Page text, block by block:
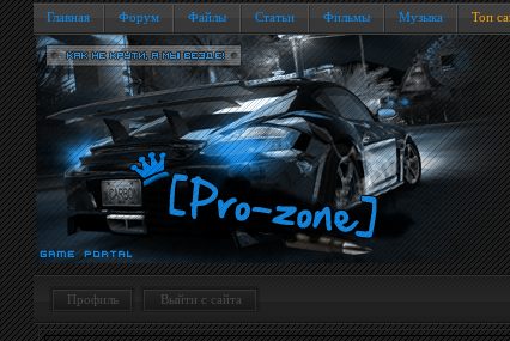
Главная Форум Файлы Статьи Фильмы Музыка Топ
Профиль Выйти с сайта